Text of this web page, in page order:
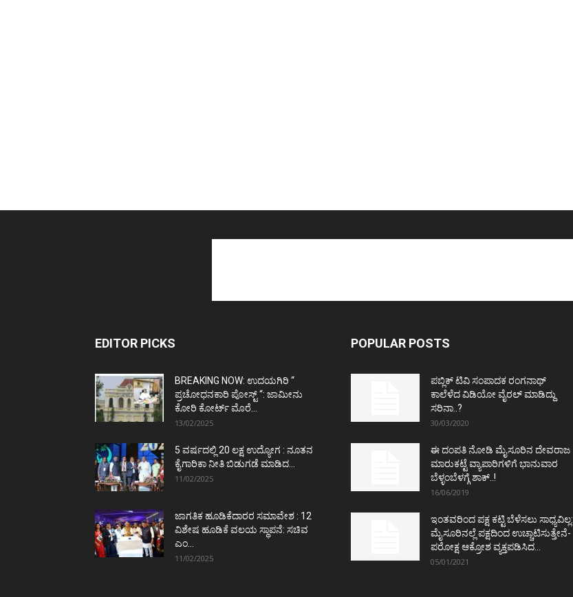
EDITOR PICKS
BREAKING NOW: ಉದಯಗಿರಿ “
ಪ್ರಚೋಧನಕಾರಿ ಪೋಸ್ಟ್‌ “: ಜಾಮೀನು
ಕೋರಿ ಕೋರ್ಟ್‌ ಮೊರೆ...
13/02/2025
5 ವರ್ಷದಲ್ಲಿ 20 ಲಕ್ಷ ಉದ್ಯೋಗ : ನೂತನ
ಕೈಗಾರಿಕಾ ನೀತಿ ಬಿಡುಗಡೆ ಮಾಡಿದ...
11/02/2025
ಜಾಗತಿಕ ಹೂಡಿಕೆದಾರರ ಸಮಾವೇಶ : 12
ವಿಶೇಷ ಹೂಡಿಕೆ ವಲಯ ಸ್ಥಾಪನೆ: ಸಚಿವ
ಎಂ...
11/02/2025
POPULAR POSTS
ಪಬ್ಲಿಕ್ ಟಿವಿ ಸಂಪಾದಕ ರಂಗನಾಥ್
ಕಾಲೆಳೆದ ವಿಡಿಯೋ ವೈರಲ್ ಮಾಡಿದ್ದು
ಸರಿನಾ..?
30/03/2020
ಈ ದಂಪತಿ ನೋಡಿ ಮೈಸೂರಿನ ದೇವರಾಜ
ಮಾರುಕಟ್ಟೆ ವ್ಯಾಪಾರಿಗಳಿಗೆ ಭಾನುವಾರ
ಬೆಳ್ಳಂಬೆಳಗ್ಗೆ ಶಾಕ್..!
16/06/2019
ಇಂತವರಿಂದ ಪಕ್ಷ ಕಟ್ಟಿ ಬೆಳೆಸಲು ಸಾಧ್ಯವಿಲ್ಲ:
ಮೈಸೂರಿನಲ್ಲೆ ಪಕ್ಷದಿಂದ ಉಚ್ಚಾಟಿಸುತ್ತೇನೆ-
ಪರೋಕ್ಷ ಆಕ್ರೋಶ ವ್ಯಕ್ತಪಡಿಸಿದ...
05/01/2021